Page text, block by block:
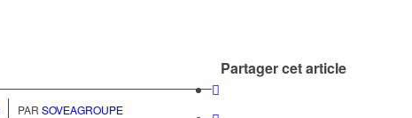
PAR SOVEAGROUPE
Partager cet article